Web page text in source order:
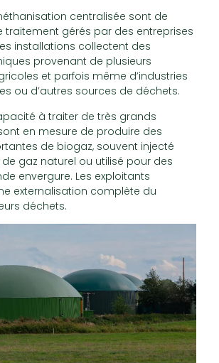
centralisée sont de
traitement gérés par des entreprises
installations collectent des
provenant de plusieurs
et parfois même d’industries
ou d’autres sources de déchets.
à traiter de très grands
en mesure de produire des
de biogaz, souvent injecté
gaz naturel ou utilisé pour des
envergure. Les exploitants
externalisation complète du
déchets.